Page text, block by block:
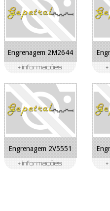
Engrenagem 2M2644
Engrenagem 2V5551